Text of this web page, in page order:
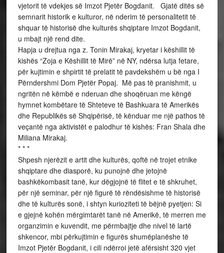
vjetorit të vdekjes së Imzot Pjetër Bogdanit. Gjatë ditës së
semnarit historik e kulturor, në nderim të personalitetit të
shquar të historisë dhe kulturës shqiptare Imzot Bogdanit,
u mbajt një rend dite.
Hapja u drejtua nga z. Tonin Mirakaj, kryetar i këshillit të
kishës “Zoja e Këshillit të Mirë” në NY, ndërsa lutja fetare,
për kujtimin e shpirtit të prelatit të pavdekshëm u bë nga I
Përndershmi Dom Pjetër Popaj. Më pas të pranishmit, u
ngritën në këmbë e nderuan dhe shoqëruan me këngë
hymnet kombëtare të Shteteve të Bashkuara të Amerikës
dhe Republikës së Shqipërisë, të kënduar me një pathos të
veçantë nga aktivistët e palodhur të kishës: Fran Shala dhe
Miliana Mirakaj.
* * *
Shpesh njerëzit e artit dhe kulturës, qoftë në trojet etnike
shqiptare dhe diasporë, ku punojnë dhe jetojnë
bashkëkombasit tanë, kur dëgjojnë të flitet e të shkruhet,
për një seminar, për një figurë të rëndësishme të historisë
dhe të kulturës sonë, i shtyn kurioziteti të bëjnë pyetjen: Si
e gjejnë kohën mërgimtarët tanë në Amerikë, të merren me
organzimin e kuvendit, me përmbajtje dhe nivel të lartë
shkencor, mbi përkujtimin e figurës shumëplanëshe të
Imzot Pjetër Bogdanit, i cili ndërroi jetë afërsisht 320 vjet